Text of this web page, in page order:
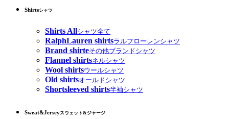
Shirtsシャツ
Shirts Allシャツ全て
RalphLauren shirtsラルフローレンシャツ
Brand shirteその他ブランドシャツ
Flannel shirtsネルシャツ
Wool shirtsウールシャツ
Old shirtsオールドシャツ
Shortsleeved shirts半袖シャツ
Sweat&Jerseyスウェット&ジャージ